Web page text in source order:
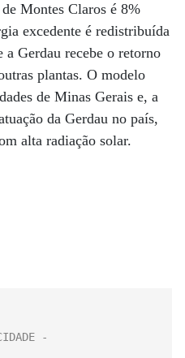
Montes Claros é 8%
excedente é redistribuída
a Gerdau recebe o retorno
plantas. O modelo
de Minas Gerais e, a
da Gerdau no país,
alta radiação solar.